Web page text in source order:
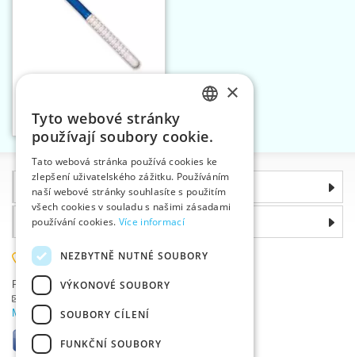
Vložit do košíku
Informace
Proč si zvolit právě nás
585 051 217
Plzeňská 868, 783 91 Uničov, Česká republika
Položit dotaz
Máte problémy s přihlášením ?
ENGLISH
GERMAN
×
Tyto webové stránky
používají soubory cookie.
Tato webová stránka používá cookies ke
zlepšení uživatelského zážitku. Používáním
naší webové stránky souhlasíte s použitím
všech cookies v souladu s našimi zásadami
používání cookies. Více informací
NEZBYTNĚ NUTNÉ SOUBORY
VÝKONOVÉ SOUBORY
SOUBORY CÍLENÍ
FUNKČNÍ SOUBORY